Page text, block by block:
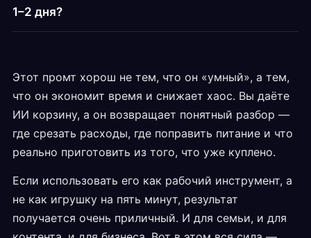
1–2 дня?
Этот промт хорош не тем, что он «умный», а тем,
что он экономит время и снижает хаос. Вы даёте
ИИ корзину, а он возвращает понятный разбор —
где срезать расходы, где поправить питание и что
реально приготовить из того, что уже куплено.
Если использовать его как рабочий инструмент, а
не как игрушку на пять минут, результат
получается очень приличный. И для семьи, и для